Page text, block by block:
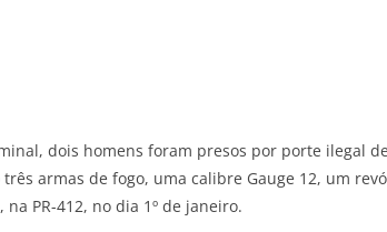
dois homens foram presos por porte ilegal
armas de fogo, uma calibre Gauge 12, um
PR-412, no dia 1º de janeiro.